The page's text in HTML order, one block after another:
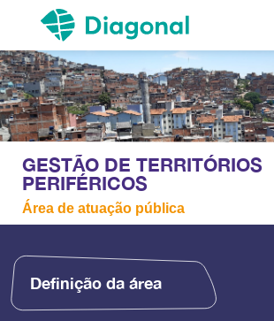
GESTÃO DE TERRITÓRIOS
PERIFÉRICOS
Área de atuação pública
Definição da área